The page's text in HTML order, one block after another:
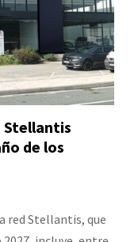
Stellantis
de los
red Stellantis, que